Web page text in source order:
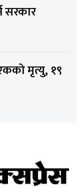
सरकार
मृत्यु, १९